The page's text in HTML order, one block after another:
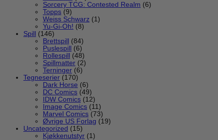
Sorcery TCG: Contested Realm (6)
Topps (9)
Weiss Schwarz (1)
Yu-Gi-Oh! (8)
Spill
(146)
Brettspill
(84)
Puslespill
(6)
Rollespill
(48)
Spillmatter (2)
Terninger (6)
Tegneserier (170)
Dark Horse (6)
DC Comics (49)
IDW Comics (12)
Image Comics (11)
Marvel Comics (73)
Øvrige US Forlag (19)
Uncategorized (15)
Kjøkkenutstyr (1)